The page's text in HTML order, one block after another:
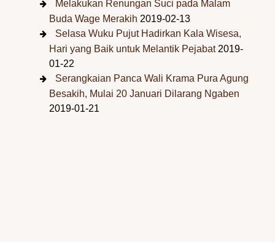
Melakukan Renungan Suci pada Malam
Buda Wage Merakih 2019-02-13
Selasa Wuku Pujut Hadirkan Kala Wisesa,
Hari yang Baik untuk Melantik Pejabat 2019-
01-22
Serangkaian Panca Wali Krama Pura Agung
Besakih, Mulai 20 Januari Dilarang Ngaben
2019-01-21